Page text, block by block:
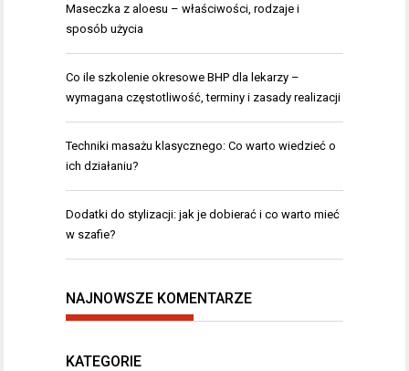
Maseczka z aloesu – właściwości, rodzaje i
sposób użycia
Co ile szkolenie okresowe BHP dla lekarzy –
wymagana częstotliwość, terminy i zasady realizacji
Techniki masażu klasycznego: Co warto wiedzieć o
ich działaniu?
Dodatki do stylizacji: jak je dobierać i co warto mieć
w szafie?
NAJNOWSZE KOMENTARZE
KATEGORIE